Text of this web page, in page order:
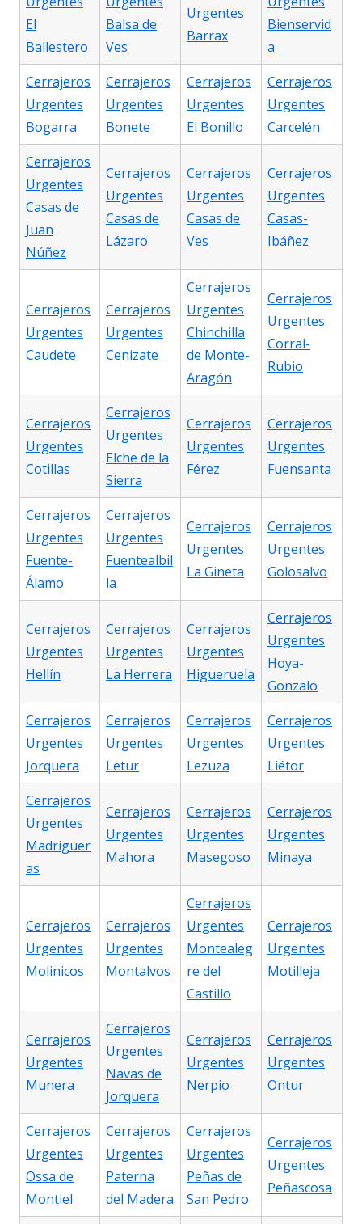
El
Ballestero
Balsa de
Ves
Urgentes
Barrax
Bienservid
a
Cerrajeros
Urgentes
Bogarra
Cerrajeros
Urgentes
Bonete
Cerrajeros
Urgentes
El Bonillo
Cerrajeros
Urgentes
Carcelén
Cerrajeros
Urgentes
Casas de
Juan
Núñez
Cerrajeros
Urgentes
Casas de
Lázaro
Cerrajeros
Urgentes
Casas de
Ves
Cerrajeros
Urgentes
Casas-
Ibáñez
Cerrajeros
Urgentes
Caudete
Cerrajeros
Urgentes
Cenizate
Cerrajeros
Urgentes
Chinchilla
de Monte-
Aragón
Cerrajeros
Urgentes
Corral-
Rubio
Cerrajeros
Urgentes
Cotillas
Cerrajeros
Urgentes
Elche de la
Sierra
Cerrajeros
Urgentes
Férez
Cerrajeros
Urgentes
Fuensanta
Cerrajeros
Urgentes
Fuente-
Álamo
Cerrajeros
Urgentes
Fuentealbil
la
Cerrajeros
Urgentes
La Gineta
Cerrajeros
Urgentes
Golosalvo
Cerrajeros
Urgentes
Hellín
Cerrajeros
Urgentes
La Herrera
Cerrajeros
Urgentes
Higueruela
Cerrajeros
Urgentes
Hoya-
Gonzalo
Cerrajeros
Urgentes
Jorquera
Cerrajeros
Urgentes
Letur
Cerrajeros
Urgentes
Lezuza
Cerrajeros
Urgentes
Liétor
Cerrajeros
Urgentes
Madriguer
as
Cerrajeros
Urgentes
Mahora
Cerrajeros
Urgentes
Masegoso
Cerrajeros
Urgentes
Minaya
Cerrajeros
Urgentes
Molinicos
Cerrajeros
Urgentes
Montalvos
Cerrajeros
Urgentes
Montealeg
re del
Castillo
Cerrajeros
Urgentes
Motilleja
Cerrajeros
Urgentes
Munera
Cerrajeros
Urgentes
Navas de
Jorquera
Cerrajeros
Urgentes
Nerpio
Cerrajeros
Urgentes
Ontur
Cerrajeros
Urgentes
Ossa de
Montiel
Cerrajeros
Urgentes
Paterna
del Madera
Cerrajeros
Urgentes
Peñas de
San Pedro
Cerrajeros
Urgentes
Peñascosa